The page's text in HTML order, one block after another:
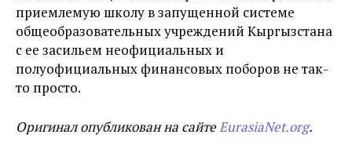
приемлемую школу в запущенной системе
общеобразовательных учреждений Кыргызстана
с ее засильем неофициальных и
полуофициальных финансовых поборов не так-
то просто.
Оригинал опубликован на сайтеEurasiaNet.org.